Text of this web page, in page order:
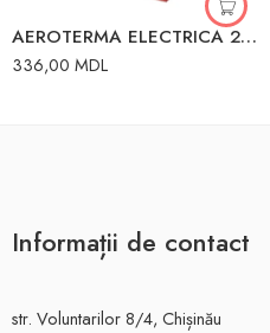
AEROTERMA ELECTRICA 2000W CU MANER
336,00 MDL
Informații de contact
str. Voluntarilor 8/4, Chișinău